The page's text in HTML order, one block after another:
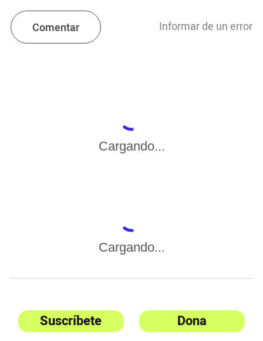
Comentar Informar de un error
Cargando...
Cargando...
Suscríbete Dona